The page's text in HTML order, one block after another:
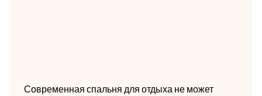
Современная спальня для отдыха не может